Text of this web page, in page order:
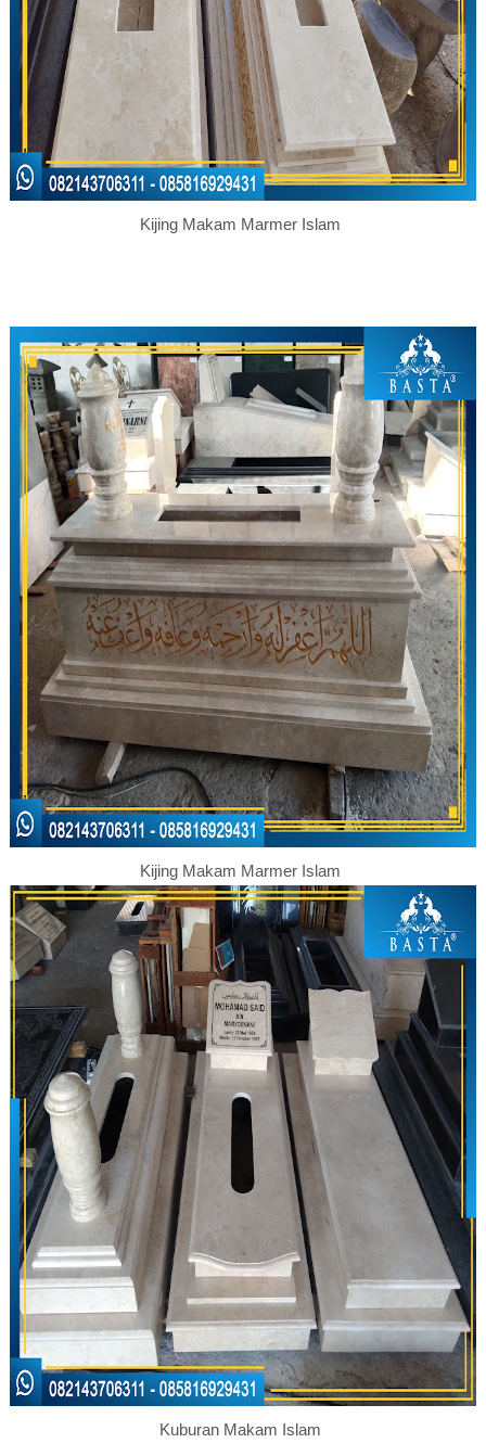
Kijing Makam Marmer Islam
Kijing Makam Marmer Islam
Kuburan Makam Islam